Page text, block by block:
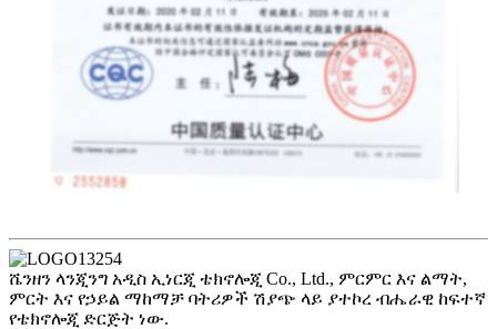
ሼንዘን ላንጂንግ አዲስ ኢነርጂ ቴክኖሎጂ Co., Ltd., ምርምር እና ልማት,
ምርት እና የኃይል ማከማቻ ባትሪዎች ሽያጭ ላይ ያተኮረ ብሔራዊ ከፍተኛ
የቴክኖሎጂ ድርጅት ነው.